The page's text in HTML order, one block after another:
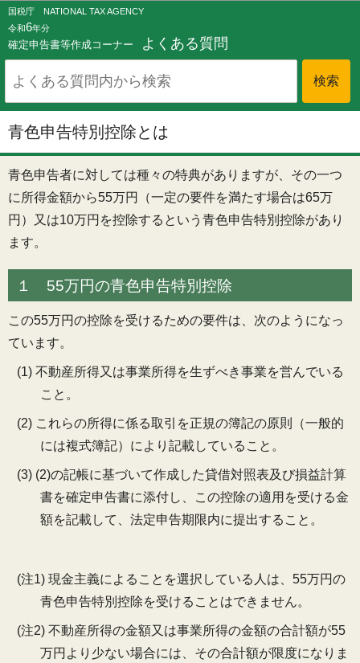
このページの本文へ移動
国税庁 NATIONAL TAX AGENCY
令和6年分
確定申告書等作成コーナー よくある質問
青色申告特別控除とは
青色申告者に対しては種々の特典がありますが、その一つ
に所得金額から55万円（一定の要件を満たす場合は65万
円）又は10万円を控除するという青色申告特別控除があり
ます。
１ 55万円の青色申告特別控除
この55万円の控除を受けるための要件は、次のようになっ
ています。
(1) 不動産所得又は事業所得を生ずべき事業を営んでいる
こと。
(2) これらの所得に係る取引を正規の簿記の原則（一般的
には複式簿記）により記載していること。
(3) (2)の記帳に基づいて作成した貸借対照表及び損益計算
書を確定申告書に添付し、この控除の適用を受ける金
額を記載して、法定申告期限内に提出すること。
(注1) 現金主義によることを選択している人は、55万円の
青色申告特別控除を受けることはできません。
(注2) 不動産所得の金額又は事業所得の金額の合計額が55
万円より少ない場合には、その合計額が限度になりま